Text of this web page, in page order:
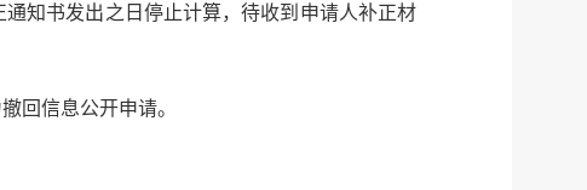
知书发出之日停止计算，待收到申请人补正材
回信息公开申请。